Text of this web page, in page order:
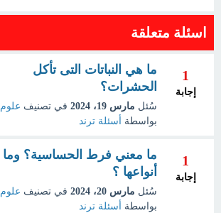
اسئلة متعلقة
1
إجابة
ما هي النباتات التى تأكل
الحشرات؟
سُئل مارس 19، 2024 في تصنيف علوم
بواسطة
أسئلة ترند
1
إجابة
ما معني فرط الحساسية؟ وما
أنواعها ؟
سُئل مارس 20، 2024 في تصنيف علوم
بواسطة
أسئلة ترند